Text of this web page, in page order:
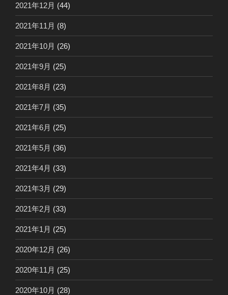
2021年12月 (44)
2021年11月 (8)
2021年10月 (26)
2021年9月 (25)
2021年8月 (23)
2021年7月 (35)
2021年6月 (25)
2021年5月 (36)
2021年4月 (33)
2021年3月 (29)
2021年2月 (33)
2021年1月 (25)
2020年12月 (26)
2020年11月 (25)
2020年10月 (28)